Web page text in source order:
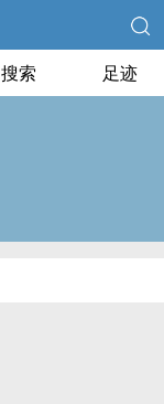
搜索 足迹